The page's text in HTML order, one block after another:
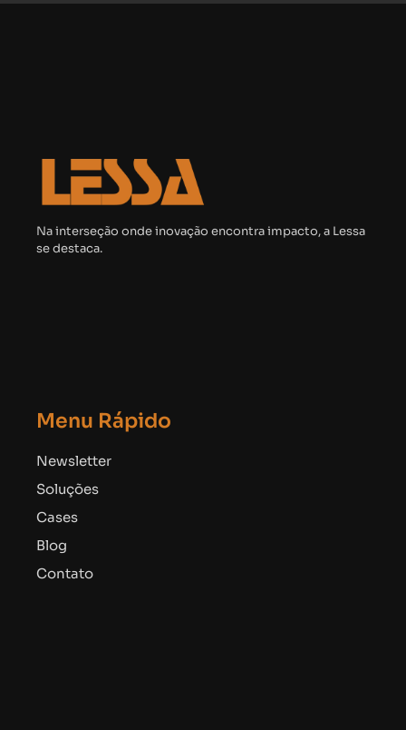
Na interseção onde inovação encontra impacto, a Lessa
se destaca.
Menu Rápido
Newsletter
Soluções
Cases
Blog
Contato